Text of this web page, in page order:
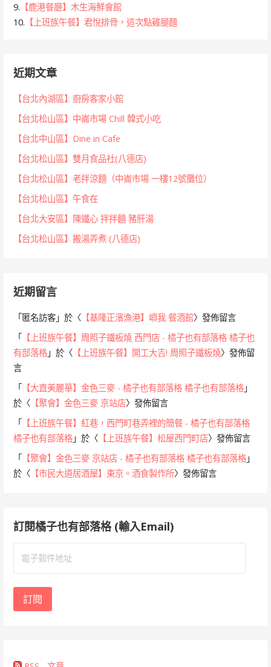
9. 【鹿港餐廳】木生海鮮會館
10. 【上班族午餐】君悅排骨，這次點雞腿麵
近期文章
【台北內湖區】廚房客家小館
【台北松山區】中崙市場 Chill 韓式小吃
【台北中山區】Dine in Cafe
【台北松山區】雙月食品社(八德店)
【台北松山區】老拌涼麵（中崙市場 一樓12號攤位）
【台北松山區】午食在
【台北大安區】陳鐵心 拌拌麵 豬肝湯
【台北松山區】搬湯弄煮 (八德店)
近期留言
「匿名訪客 」於〈 【基隆正濱漁港】嶼我 餐酒館〉發佈留言
「 【上班族午餐】周照子鐵板燒 西門店 - 橘子也有部落格 橘子也
有部落格 」於〈 【上班族午餐】開工大吉! 周照子鐵板燒〉發佈留
言
「 【大直美麗華】金色三麥 - 橘子也有部落格 橘子也有部落格 」
於〈 【聚會】金色三麥 京站店〉發佈留言
「 【上班族午餐】紅巷，西門町巷弄裡的簡餐 - 橘子也有部落格
橘子也有部落格 」於〈 【上班族午餐】松屋西門町店〉發佈留言
「 【聚會】金色三麥 京站店 - 橘子也有部落格 橘子也有部落格 」
於〈 【市民大道居酒屋】東京。酒食製作所〉發佈留言
訂閱橘子也有部落格 (輸入Email)
地
訂閱